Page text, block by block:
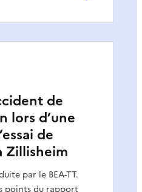
de
lors d’une
de
Zillisheim
par le BEA-TT.
points du rapport